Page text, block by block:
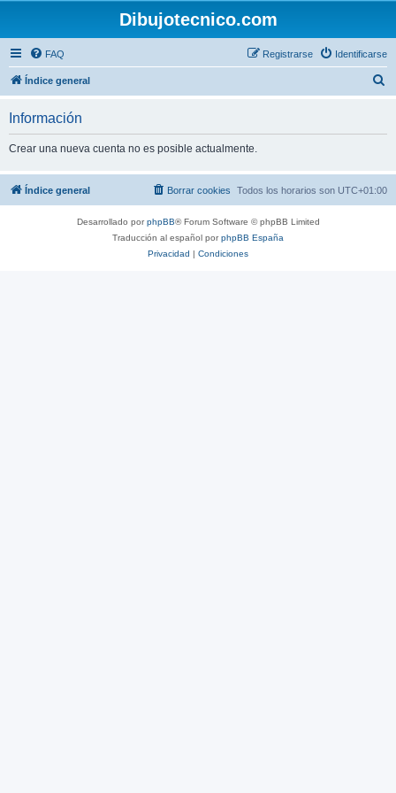
Dibujotecnico.com
FAQ Identificarse
Registrarse
Índice general
r
Información
Crear una nueva cuenta no es posible actualmente.
Índice general Todos los horarios son UTC+01:00
Borrar cookies
Desarrollado porphpBB® Forum Software © phpBB Limited
Traducción al español porphpBB España
Privacidad | Condiciones